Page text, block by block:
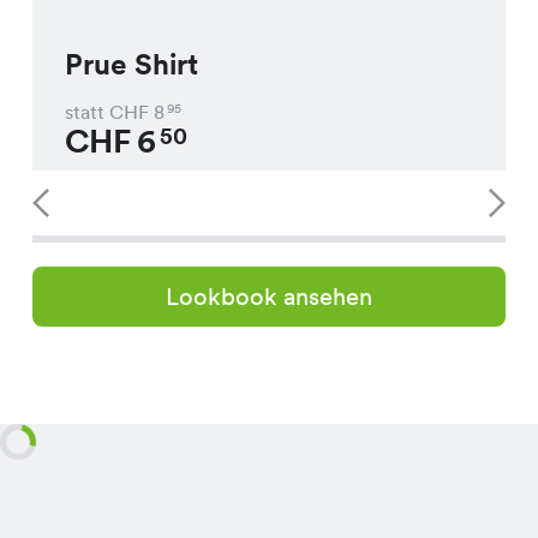
Prue Shirt
statt CHF 895
CHF650
Lookbook ansehen